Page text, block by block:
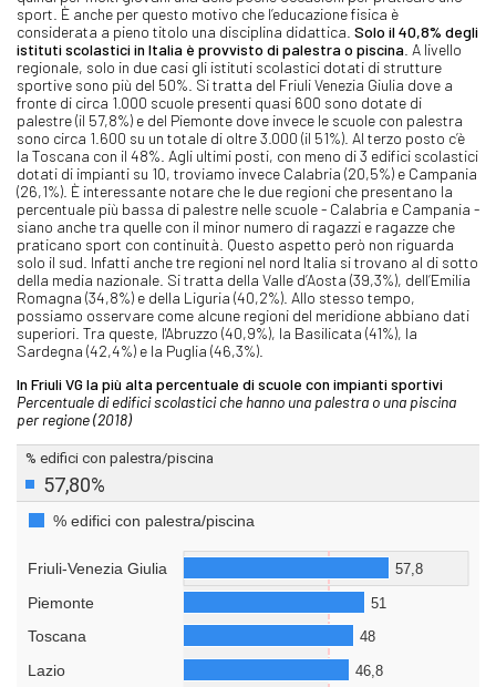
sport. È anche per questo motivo che l’educazione fisica è
considerata a pieno titolo una disciplina didattica. Solo il 40,8% degli
istituti scolastici in Italia è provvisto di palestra o piscina . A livello
regionale, solo in due casi gli istituti scolastici dotati di strutture
sportive sono più del 50%. Si tratta del Friuli Venezia Giulia dove a
fronte di circa 1.000 scuole presenti quasi 600 sono dotate di
palestre (il 57,8%) e del Piemonte dove invece le scuole con palestra
sono circa 1.600 su un totale di oltre 3.000 (il 51%). Al terzo posto c’è
la Toscana con il 48%. Agli ultimi posti, con meno di 3 edifici scolastici
dotati di impianti su 10, troviamo invece Calabria (20,5%) e Campania
(26,1%). È interessante notare che le due regioni che presentano la
percentuale più bassa di palestre nelle scuole - Calabria e Campania -
siano anche tra quelle con il minor numero di ragazzi e ragazze che
praticano sport con continuità. Questo aspetto però non riguarda
solo il sud. Infatti anche tre regioni nel nord Italia si trovano al di sotto
della media nazionale. Si tratta della Valle d’Aosta (39,3%), dell’Emilia
Romagna (34,8%) e della Liguria (40,2%). Allo stesso tempo,
possiamo osservare come alcune regioni del meridione abbiano dati
superiori. Tra queste, l'Abruzzo (40,9%), la Basilicata (41%), la
Sardegna (42,4%) e la Puglia (46,3%).
In Friuli VG la più alta percentuale di scuole con impianti sportivi
Percentuale di edifici scolastici che hanno una palestra o una piscina
per regione (2018)